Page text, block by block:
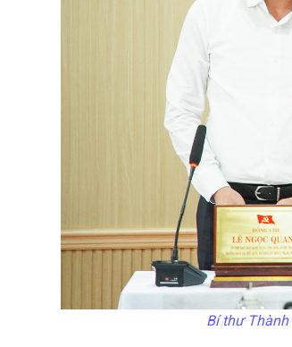
Bí thư Thành